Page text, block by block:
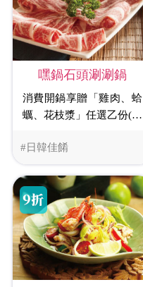
#日韓佳餚
嘿鍋石頭涮涮鍋
消費開鍋享贈「雞肉、蛤
蠣、花枝漿」任選乙份(價